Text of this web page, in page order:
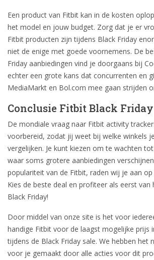
Een product van Fitbit kan in de kosten
het model en jouw budget. Zorg dat je er
Fitbit producten zijn tijdens Black Friday
niet de enige met goede voornemens. De
Friday aanbiedingen vind je doorgaans bij
echter een grote kans dat concurrenten en
MediaMarkt en Bol.com mee gaan strijden
Conclusie Fitbit Black Friday
De mondiale vraag naar Fitbit activity
voorbereid, zodat jij weet bij welke winkels
vergelijken. Je kunt kiezen om te wachten tot
waar soms grotere aanbiedingen
populariteit van de Fitbit, raden wij je aan op
Kies de beste deal en profiteer als eerst
Black Friday!
Door middel van onze site is het voor
handige Fitbit voor de laagst mogelijke prijs
tijdens de Black Friday sale. We hebben het
voor je gemaakt door alle acties voor dit